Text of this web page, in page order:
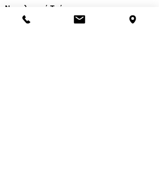
Νοσηλευτικά Τμήματα
Χειμερινό ωράριο: 11.00-13.00
17.30-19.30